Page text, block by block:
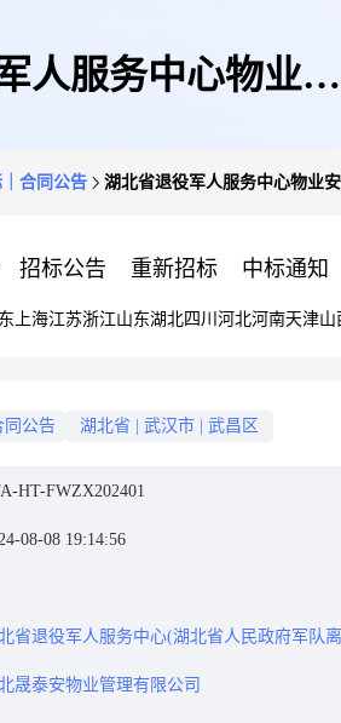
人服务中心物业安
｜合同公告 湖北省退役军人服务中心物业
招标公告 重新招标 中标通知
上海江苏浙江山东湖北四川 河北河南天津山
同公告 湖北省 武汉市 武昌区
HT-FWZX202401
08-08 19:14:56
省退役军人服务中心(湖北省人民政府军队
晟泰安物业管理有限公司